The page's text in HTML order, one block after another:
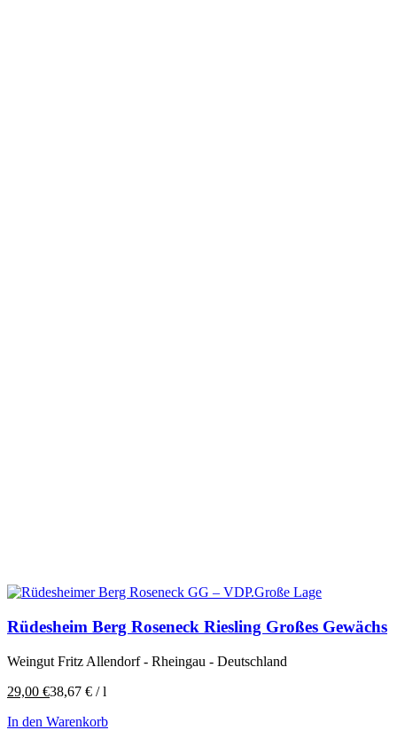
Rüdesheim Berg Roseneck Riesling Großes Gewächs
Weingut Fritz Allendorf - Rheingau - Deutschland
29,00 €38,67 € /l
In den Warenkorb